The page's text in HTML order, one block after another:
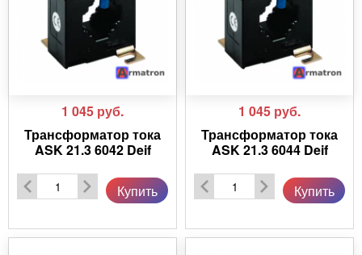
1 045 руб.
Трансформатор тока
ASK 21.3 6042 Deif
Купить
1 045 руб.
Трансформатор тока
ASK 21.3 6044 Deif
Купить